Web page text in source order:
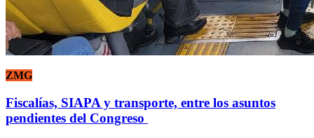
ZMG
Fiscalías, SIAPA y transporte, entre los asuntos
pendientes del Congreso